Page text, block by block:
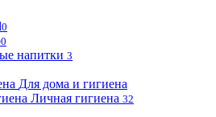
0
0
напитки 3
Для дома и гигиена
Личная гигиена 32